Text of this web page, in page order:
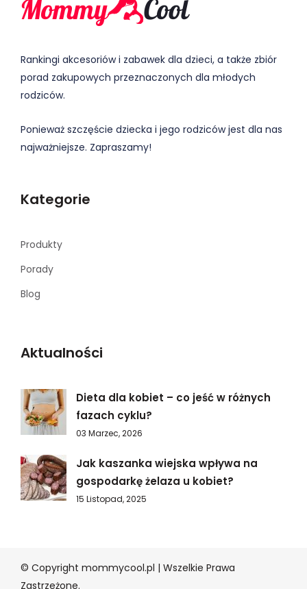
Rankingi akcesoriów i zabawek dla dzieci, a także zbiór
porad zakupowych przeznaczonych dla młodych
rodziców.
Ponieważ szczęście dziecka i jego rodziców jest dla nas
najważniejsze. Zapraszamy!
Kategorie
Produkty
Porady
Blog
Aktualności
Dieta dla kobiet – co jeść w różnych
fazach cyklu?
03 Marzec, 2026
Jak kaszanka wiejska wpływa na
gospodarkę żelaza u kobiet?
15 Listopad, 2025
© Copyright mommycool.pl | Wszelkie Prawa
Zastrzeżone.